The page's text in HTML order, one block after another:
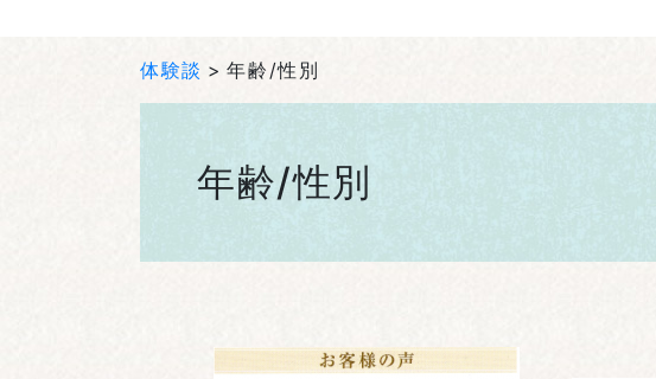
体験談 年齢/性別
年齢/性別